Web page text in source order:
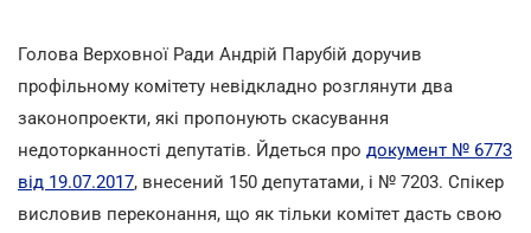
Голова Верховної Ради Андрій Парубій доручив
профільному комітету невідкладно розглянути два
законопроекти, які пропонують скасування
недоторканності депутатів. Йдеться про документ № 6773
від 19.07.2017, внесений 150 депутатами, і № 7203. Спікер
висловив переконання, що як тільки комітет дасть свою